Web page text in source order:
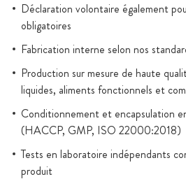
Déclaration volontaire également
obligatoires
Fabrication interne selon nos
Production sur mesure de haute
liquides, aliments fonctionnels et
Conditionnement et encapsulation
(HACCP, GMP, ISO 22000:2018)
Tests en laboratoire indépendants
produit